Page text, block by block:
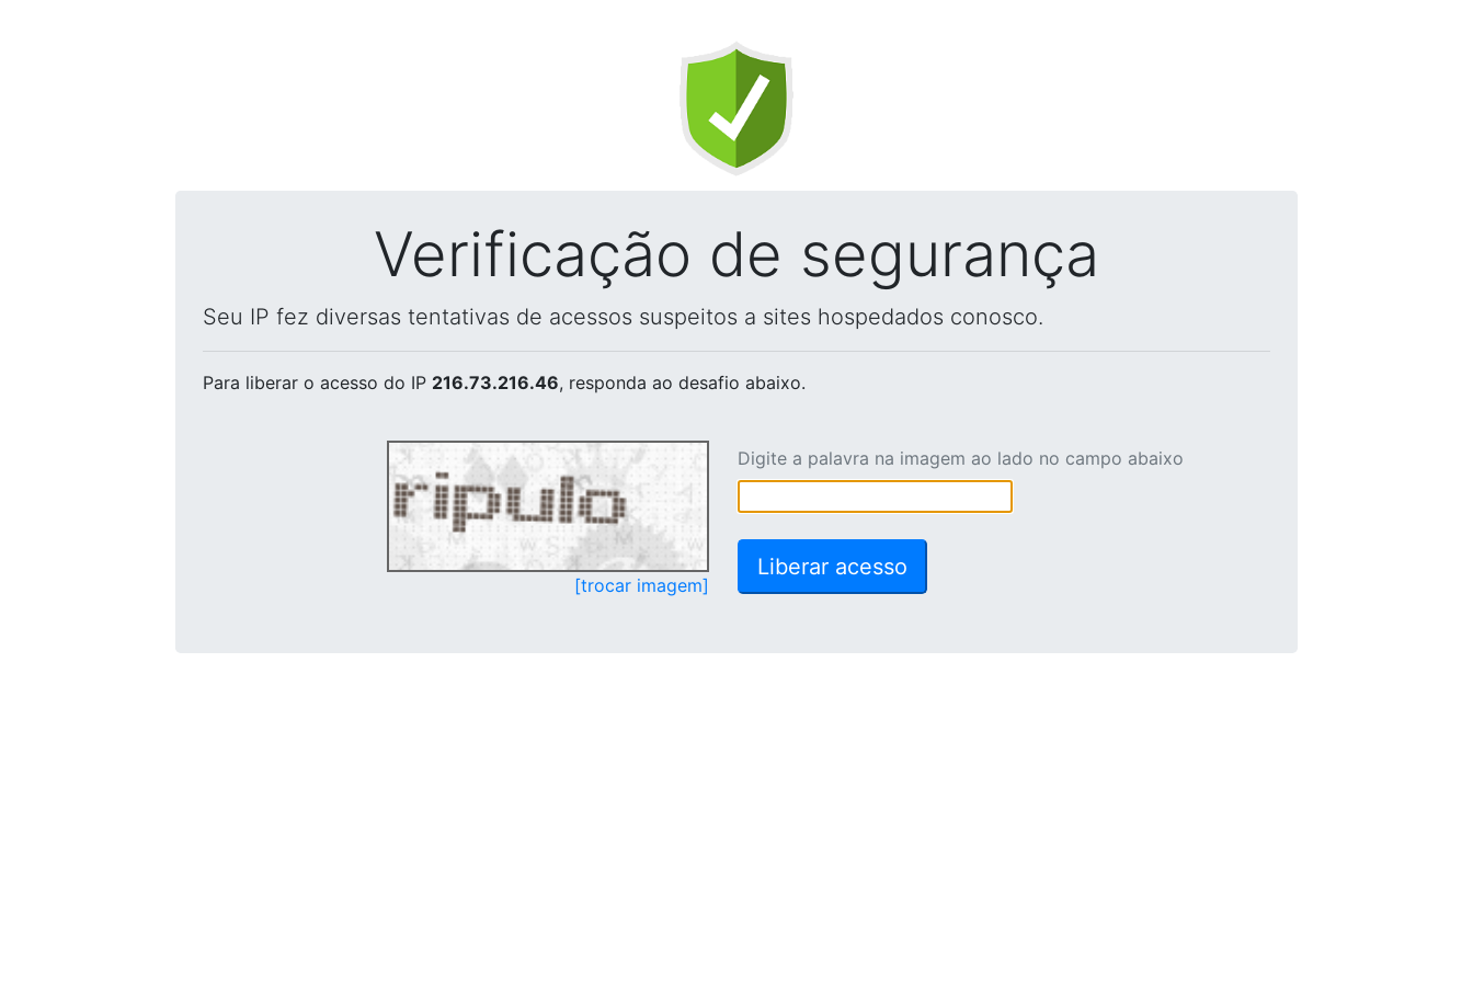
Verificação de segurança
Seu IP fez diversas tentativas de acessos suspeitos a sites hospedados conosco.
Para liberar o acesso do IP 216.73.216.46, responda ao desafio abaixo.
[trocar imagem]
Digite a palavra na imagem ao lado no campo abaixo